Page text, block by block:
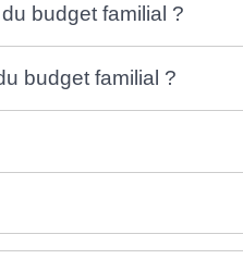
budget familial ?
budget familial ?